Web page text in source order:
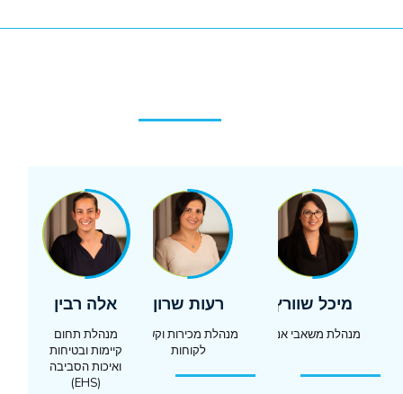
מיכל שוורץ
מנהלת משאבי אנוש
רעות שרון
מנהלת מכירות וקשרי
לקוחות
אלה רבין
מנהלת תחום
קיימות ובטיחות
ואיכות הסביבה
(EHS)